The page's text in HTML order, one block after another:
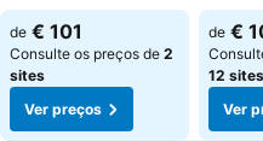
Ver preços
de € 101
Consulte os preços de 2
sites
Ver preços
Ver
de €
12 sites
Ver